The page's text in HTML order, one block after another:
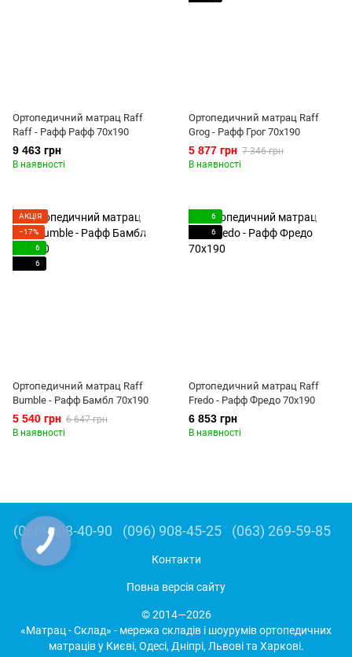
Ортопедичний матрац Raff
Raff - Рафф Рафф 70x190
9 463 грн
В наявності
Ортопедичний матрац Raff
Grog - Рафф Грог 70x190
5 877 грн 7 346 грн
В наявності
АКЦІЯ
−17%
6
6
Ортопедичний матрац Raff
Bumble - Рафф Бамбл 70x190
5 540 грн 6 647 грн
В наявності
6
6
Ортопедичний матрац Raff
Fredo - Рафф Фредо 70x190
6 853 грн
В наявності
(066) 008-40-90 (096) 908-45-25 (063) 269-59-85
Контакти
Повна версія сайту
© 2014—2026
«Матрац - Склад» - мережа складів і шоурумів ортопедичних
матраців у Києві, Одесі, Дніпрі, Львові та Харкові.